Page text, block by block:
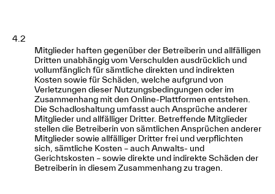
4.2
Mitglieder haften gegenüber der Betreiberin und allfälligen
Dritten unabhängig vom Verschulden ausdrücklich und
vollumfänglich für sämtliche direkten und indirekten
Kosten sowie für Schäden, welche aufgrund von
Verletzungen dieser Nutzungsbedingungen oder im
Zusammenhang mit den Online-Plattformen entstehen.
Die Schadloshaltung umfasst auch Ansprüche anderer
Mitglieder und allfälliger Dritter. Betreffende Mitglieder
stellen die Betreiberin von sämtlichen Ansprüchen anderer
Mitglieder sowie allfälliger Dritter frei und verpflichten
sich, sämtliche Kosten – auch Anwalts- und
Gerichtskosten – sowie direkte und indirekte Schäden der
Betreiberin in diesem Zusammenhang zu tragen.